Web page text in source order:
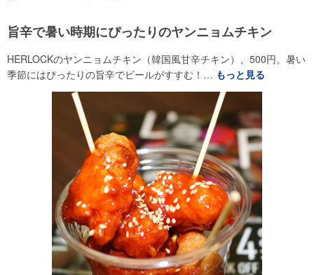
旨辛で暑い時期にぴったりのヤンニョムチキン
HERLOCKのヤンニョムチキン（韓国風甘辛チキン）、500円。暑い
季節にはぴったりの旨辛でビールがすすむ！… もっと見る